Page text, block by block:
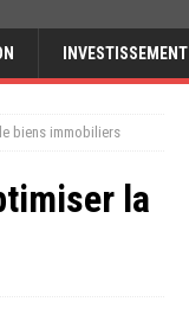
INVESTISSEMENT
biens immobiliers
la